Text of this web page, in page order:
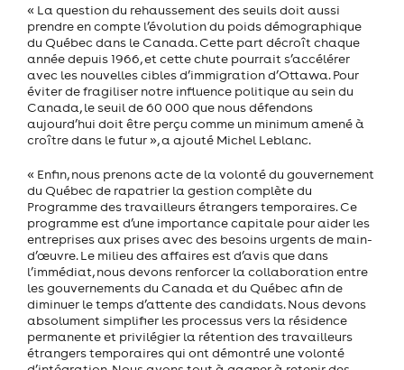
« La question du rehaussement des seuils doit aussi
prendre en compte l’évolution du poids démographique
du Québec dans le Canada. Cette part décroît chaque
année depuis 1966, et cette chute pourrait s’accélérer
avec les nouvelles cibles d’immigration d’Ottawa. Pour
éviter de fragiliser notre influence politique au sein du
Canada, le seuil de 60 000 que nous défendons
aujourd’hui doit être perçu comme un minimum amené à
croître dans le futur », a ajouté Michel Leblanc.
« Enfin, nous prenons acte de la volonté du gouvernement
du Québec de rapatrier la gestion complète du
Programme des travailleurs étrangers temporaires. Ce
programme est d’une importance capitale pour aider les
entreprises aux prises avec des besoins urgents de main-
d’œuvre. Le milieu des affaires est d’avis que dans
l’immédiat, nous devons renforcer la collaboration entre
les gouvernements du Canada et du Québec afin de
diminuer le temps d’attente des candidats. Nous devons
absolument simplifier les processus vers la résidence
permanente et privilégier la rétention des travailleurs
étrangers temporaires qui ont démontré une volonté